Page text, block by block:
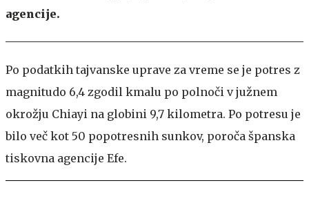
agencije.
Po podatkih tajvanske uprave za vreme se je potres z
magnitudo 6,4 zgodil kmalu po polnoči v južnem
okrožju Chiayi na globini 9,7 kilometra. Po potresu je
bilo več kot 50 popotresnih sunkov, poroča španska
tiskovna agencije Efe.